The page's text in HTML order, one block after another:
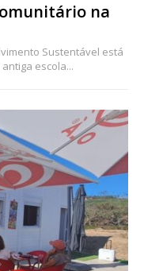
na
Sustentável está
escola...